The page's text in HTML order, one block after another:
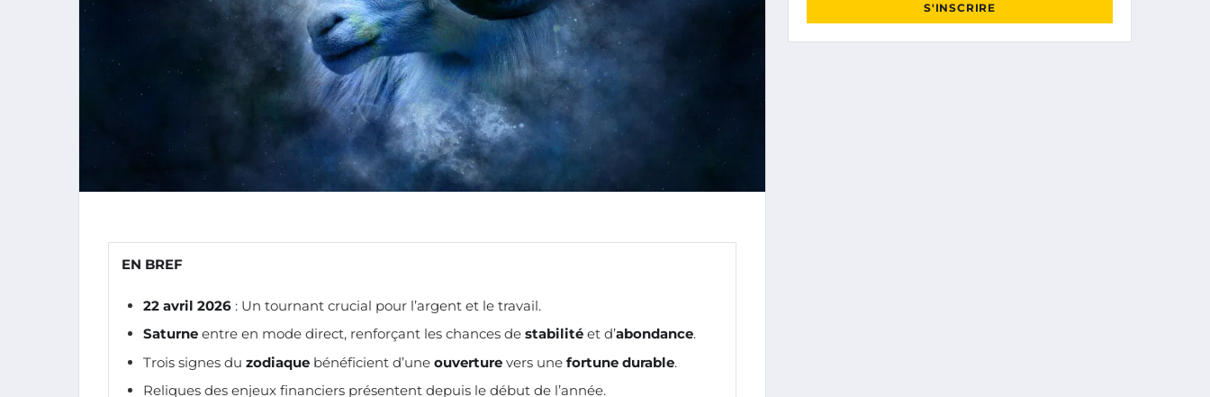
EN BREF
22 avril 2026 : Un tournant crucial pour l’argent et le travail.
Saturne entre en mode direct, renforçant les chances de stabilité et d’abondance.
Trois signes du zodiaque bénéficient d’une ouverture vers une fortune durable.
Reliques des enjeux financiers présentent depuis le début de l’année.
S'INSCRIRE